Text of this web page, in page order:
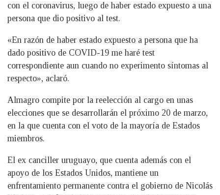
con el coronavirus, luego de haber estado expuesto a una
persona que dio positivo al test.
«En razón de haber estado expuesto a persona que ha
dado positivo de COVID-19 me haré test
correspondiente aun cuando no experimento síntomas al
respecto», aclaró.
Almagro compite por la reelección al cargo en unas
elecciones que se desarrollarán el próximo 20 de marzo,
en la que cuenta con el voto de la mayoría de Estados
miembros.
El ex canciller uruguayo, que cuenta además con el
apoyo de los Estados Unidos, mantiene un
enfrentamiento permanente contra el gobierno de Nicolás